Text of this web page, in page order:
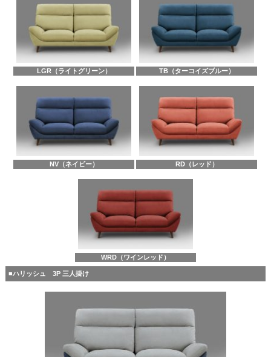
LGR（ライトグリーン） TB（ターコイズブルー）
NV（ネイビー） RD（レッド）
WRD（ワインレッド）
■ハリッシュ 3P 三人掛け